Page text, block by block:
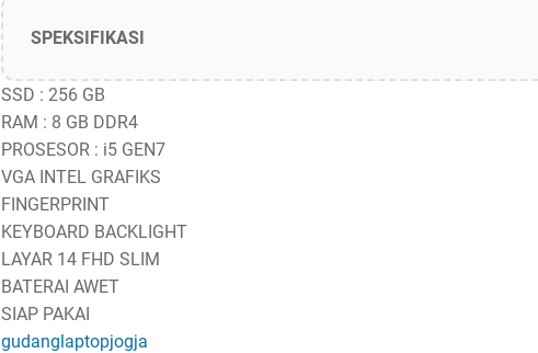
SPEKSIFIKASI
SSD : 256 GB
RAM : 8 GB DDR4
PROSESOR : i5 GEN7
VGA INTEL GRAFIKS
FINGERPRINT
KEYBOARD BACKLIGHT
LAYAR 14 FHD SLIM
BATERAI AWET
SIAP PAKAI
gudanglaptopjogja